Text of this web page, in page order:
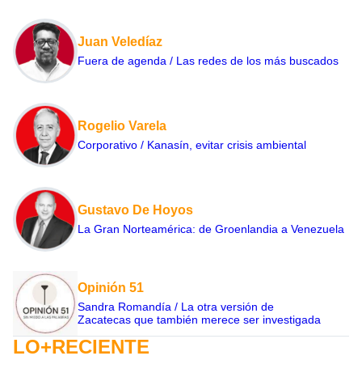
Juan Veledíaz
Fuera de agenda / Las redes de los más buscados
Rogelio Varela
Corporativo / Kanasín, evitar crisis ambiental
Gustavo De Hoyos
La Gran Norteamérica: de Groenlandia a Venezuela
Opinión 51
Sandra Romandía / La otra versión de
Zacatecas que también merece ser investigada
LO+RECIENTE